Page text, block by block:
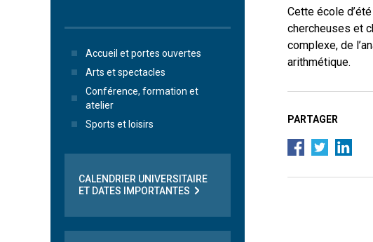
Cette école
chercheuses et
complexe, de
arithmétique.
PARTAGER
Accueil et portes ouvertes
Arts et spectacles
Conférence, formation et
atelier
Sports et loisirs
CALENDRIER UNIVERSITAIRE
ET DATES IMPORTANTES